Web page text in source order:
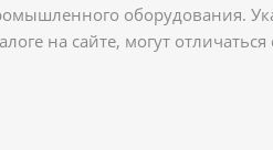
оборудования.
на сайте, могут